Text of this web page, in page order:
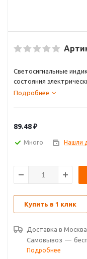
Светосигнальные
состояния
промышленном
Подробнее
89.48₽
Много Нашли
Купить в 1 клик
Доставка в Москва
Самовывоз —
Подробнее